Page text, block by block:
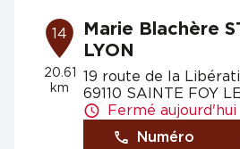
14
20.61
km
Marie Blachère
LYON
19 route de la
69110 SAINTE FOY
Fermé aujourd'hui
Numéro